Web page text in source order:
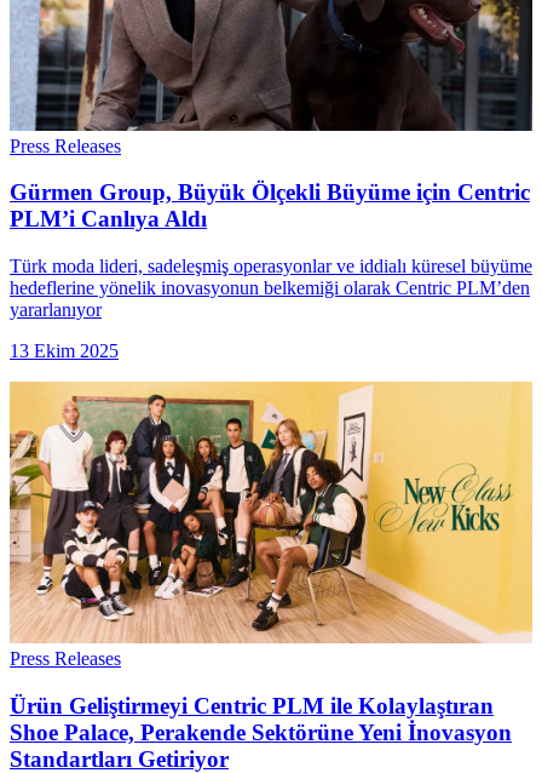
Press Releases
Gürmen Group, Büyük Ölçekli Büyüme için Centric
PLM’i Canlıya Aldı
Türk moda lideri, sadeleşmiş operasyonlar ve iddialı küresel büyüme
hedeflerine yönelik inovasyonun belkemiği olarak Centric PLM’den
yararlanıyor
13 Ekim 2025
Press Releases
Ürün Geliştirmeyi Centric PLM ile Kolaylaştıran
Shoe Palace, Perakende Sektörüne Yeni İnovasyon
Standartları Getiriyor